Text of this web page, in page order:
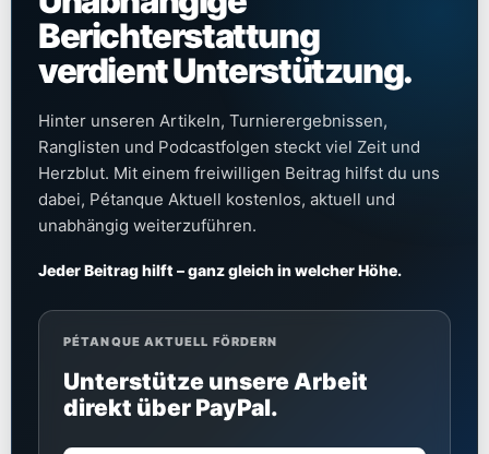
Berichterstattung
verdient Unterstützung.
Hinter unseren Artikeln, Turnierergebnissen,
Ranglisten und Podcastfolgen steckt viel Zeit und
Herzblut. Mit einem freiwilligen Beitrag hilfst du uns
dabei, Pétanque Aktuell kostenlos, aktuell und
unabhängig weiterzuführen.
Jeder Beitrag hilft – ganz gleich in welcher Höhe.
PÉTANQUE AKTUELL FÖRDERN
Unterstütze unsere Arbeit
direkt über PayPal.